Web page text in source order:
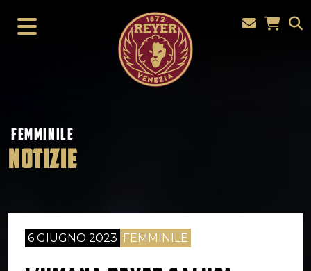
FEMMINILE
NOTIZIE
6 GIUGNO 2023 FEMMINILE